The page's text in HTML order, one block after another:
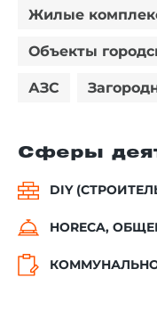
Жилые
Объекты
АЗС
Сферы
DIY
HORECA,